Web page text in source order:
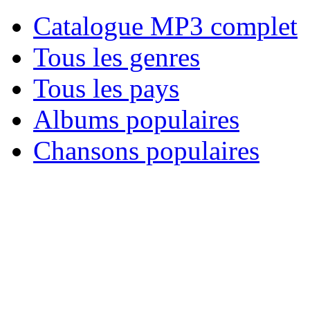
Catalogue MP3 complet
Tous les genres
Tous les pays
Albums populaires
Chansons populaires